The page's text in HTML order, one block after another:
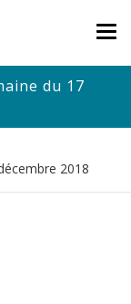
du 17
2018